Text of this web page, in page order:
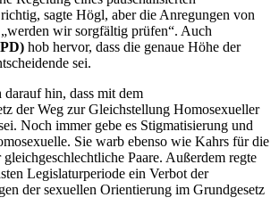
richtig, sagte Högl, aber die Anregungen von
wir sorgfältig prüfen“. Auch
hob hervor, dass die genaue Höhe der
sei.
hin, dass mit dem
der Weg zur Gleichstellung Homosexueller
Noch immer gebe es Stigmatisierung und
Sie warb ebenso wie Kahrs für die
Paare. Außerdem regte
Legislaturperiode ein Verbot der
der sexuellen Orientierung im Grundgesetz